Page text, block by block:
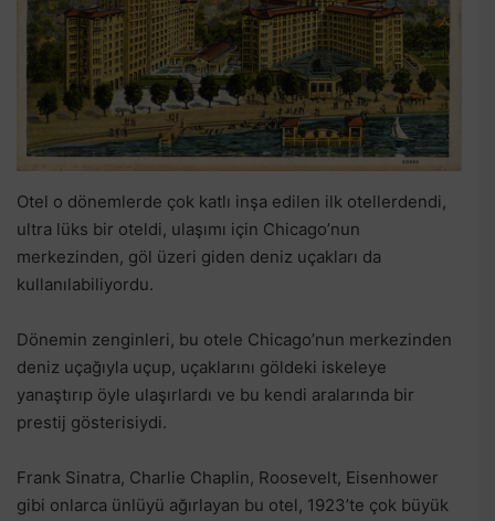
Otel o dönemlerde çok katlı inşa edilen ilk otellerdendi,
ultra lüks bir oteldi, ulaşımı için Chicago’nun
merkezinden, göl üzeri giden deniz uçakları da
kullanılabiliyordu.
Dönemin zenginleri, bu otele Chicago’nun merkezinden
deniz uçağıyla uçup, uçaklarını göldeki iskeleye
yanaştırıp öyle ulaşırlardı ve bu kendi aralarında bir
prestij gösterisiydi.
Frank Sinatra, Charlie Chaplin, Roosevelt, Eisenhower
gibi onlarca ünlüyü ağırlayan bu otel, 1923’te çok büyük